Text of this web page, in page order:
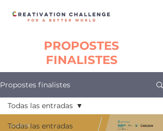
PROPOSTES
FINALISTES
Propostes finalistes
Todas las entradas
Todas las entradas